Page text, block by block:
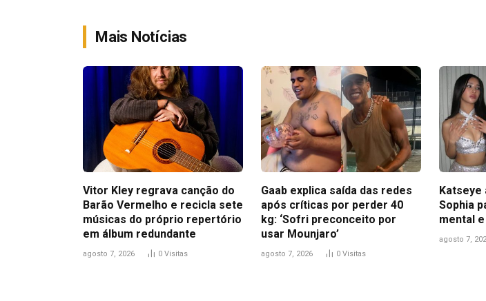
Mais Notícias
Vitor Kley regrava canção do
Barão Vermelho e recicla sete
músicas do próprio repertório
em álbum redundante
agosto 7, 2026 0 Visitas
Gaab explica saída das redes
após críticas por perder 40
kg: ‘Sofri preconceito por
usar Mounjaro’
agosto 7, 2026 0 Visitas
Katseye
Sophia
mental
agosto 7,